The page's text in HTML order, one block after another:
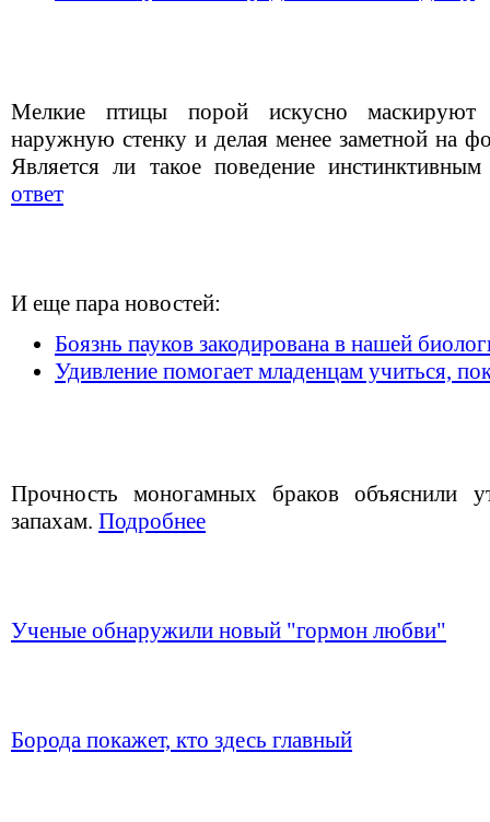
Мелкие птицы порой искусно маскируют
наружную стенку и делая менее заметной на
Является ли такое поведение
ответ
И еще пара новостей:
Боязнь пауков закодирована в нашей
Удивление помогает младенцам учиться,
Прочность моногамных браков объяснили
запахам. Подробнее
Ученые обнаружили новый "гормон любви"
Борода покажет, кто здесь главный